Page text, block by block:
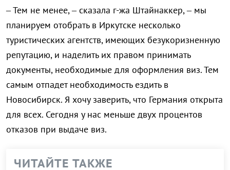
– Тем не менее, – сказала г-жа Штайнаккер, – мы
планируем отобрать в Иркутске несколько
туристических агентств, имеющих безукоризненную
репутацию, и наделить их правом принимать
документы, необходимые для оформления виз. Тем
самым отпадет необходимость ездить в
Новосибирск. Я хочу заверить, что Германия открыта
для всех. Сегодня у нас меньше двух процентов
отказов при выдаче виз.
ЧИТАЙТЕ ТАКЖЕ